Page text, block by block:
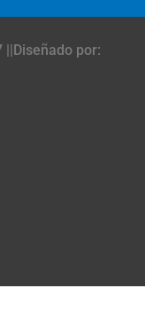
||Diseñado por: